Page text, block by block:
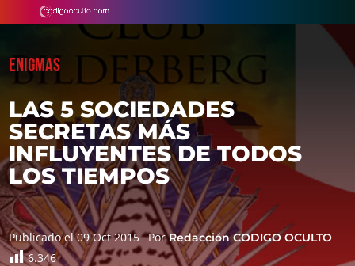
ENIGMAS
LAS 5 SOCIEDADES
SECRETAS MÁS
INFLUYENTES DE TODOS
LOS TIEMPOS
Publicado el 09 Oct 2015 PorRedacción CODIGO OCULTO
6.346